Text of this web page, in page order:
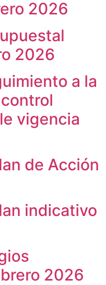
2026
2026
a la
vigencia
de Acción
indicativo
2026